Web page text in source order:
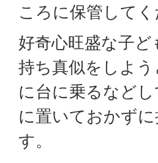
ころに保管してく
好奇心旺盛な子
持ち真似をしよ
に台に乗るなど
に置いておかず
す。